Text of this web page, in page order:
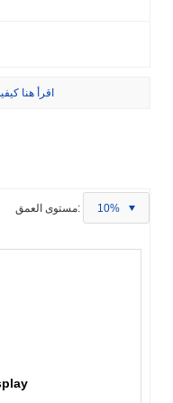
اقرأ هنا
مستوى العمق: 10%